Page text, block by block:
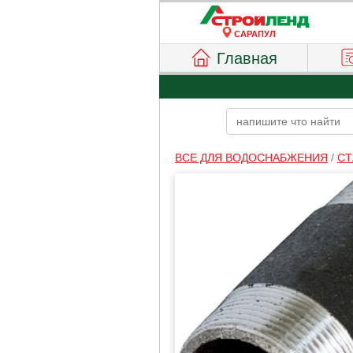
САРАПУЛ
Главная
ВСЕ ДЛЯ ВОДОСНАБЖЕНИЯ /